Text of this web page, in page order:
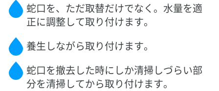
蛇口を、ただ取替だけでなく。水量を適
正に調整して取り付けます。
養生しながら取り付けます。
蛇口を撤去した時にしか清掃しづらい部
分を清掃してから取り付けます。